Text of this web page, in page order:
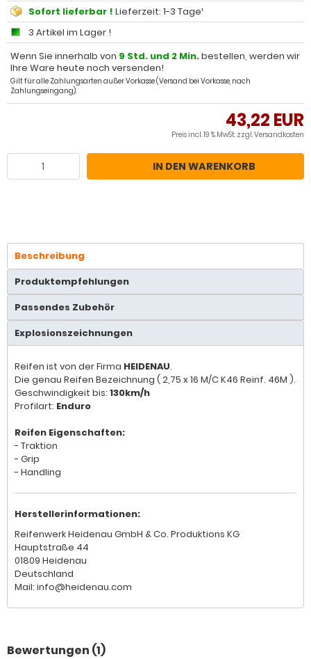
Sofort lieferbar ! Lieferzeit: 1-3 Tage¹
3 Artikel im Lager !
Wenn Sie innerhalb von 9 Std. und 2 Min.bestellen, werden wir
Ihre Ware heute noch versenden!
Gilt für alle Zahlungsarten außer Vorkasse (Versand bei Vorkasse, nach
Zahlungseingang).
43,22 EUR
Preis incl. 19 % MwSt. zzgl.Versandkosten
IN DEN WARENKORB
Beschreibung
Produktempfehlungen
Passendes Zubehör
Explosionszeichnungen
Reifen ist von der Firma HEIDENAU.
Die genau Reifen Bezeichnung ( 2,75 x 16 M/C K46 Reinf. 46M ).
Geschwindigkeit bis: 130km/h
Profilart: Enduro
Reifen Eigenschaften:
- Traktion
- Grip
- Handling
Herstellerinformationen:
Reifenwerk Heidenau GmbH & Co. Produktions KG
Hauptstraße 44
01809 Heidenau
Deutschland
Mail: info@heidenau.com
Bewertungen (1)